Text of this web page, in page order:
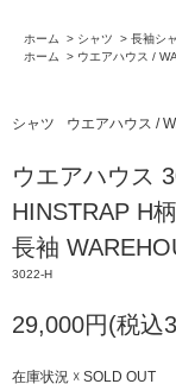
ホーム > シャツ > 長袖シ
ホーム
> ウエアハウス /
シャツ ウエアハウス /
ウエアハウス
HINSTRAP H
長袖
3022-H
29,000円(税込
在庫状況 ☓ SOLD OUT